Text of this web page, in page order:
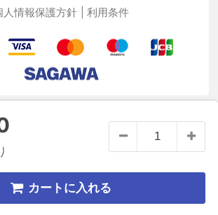
カートに入れる
人情報保護方針
利用条件